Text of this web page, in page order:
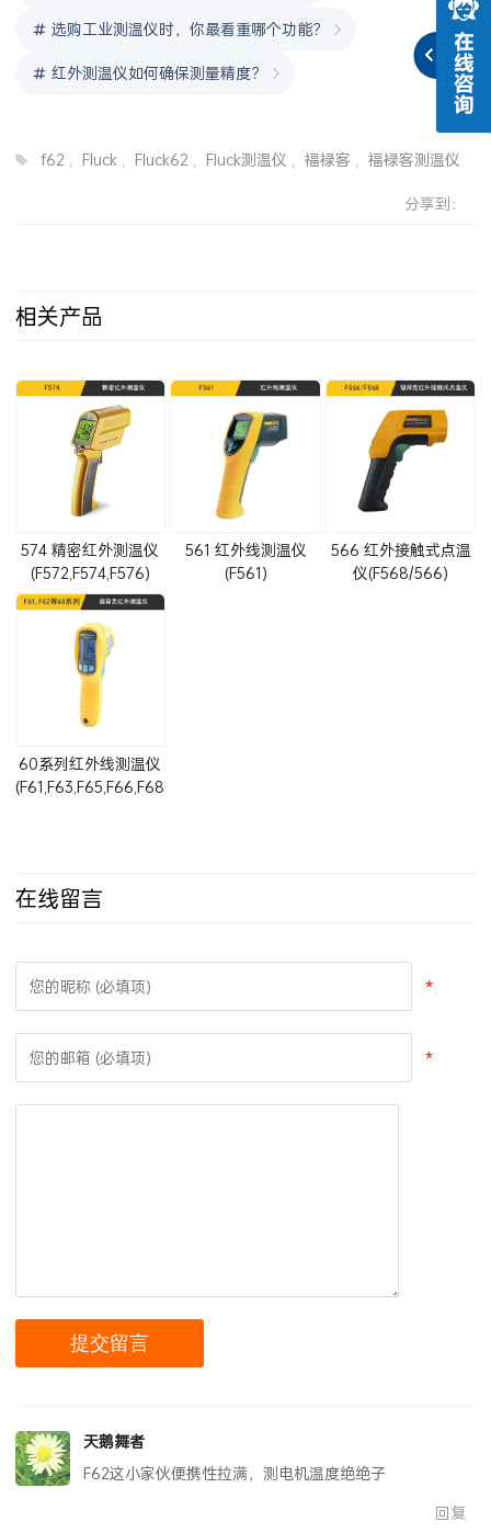
选购工业测温仪时，你最看重哪个功能？
红外测温仪如何确保测量精度？
f62 , Fluck, Fluck62 , Fluck测温仪 , 福禄客 , 福禄客测温仪
分享到：
相关产品
574 精密红外测温仪
(F572,F574,F576)
561 红外线测温仪
(F561)
566 红外接触式点温
仪(F568/566)
60系列红外线测温仪
(F61,F63,F65,F66,F68)
在线留言
*
*
天鹅舞者
F62这小家伙便携性拉满，测电机温度绝绝子
回复